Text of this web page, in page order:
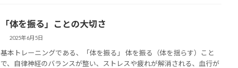
「体を振る」ことの大切さ
2025年6月5日
基本トレーニングである、「体を振る」 体を振る（体を揺らす）こと
で、自律神経のバランスが整い、ストレスや疲れが解消される、血行が